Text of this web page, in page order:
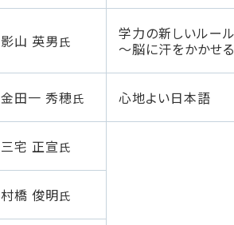
影山 英男氏
学力の新しいルー
～脳に汗をかかせ
金田一 秀穂氏 心地よい日本語
三宅 正宣氏
村橋 俊明氏